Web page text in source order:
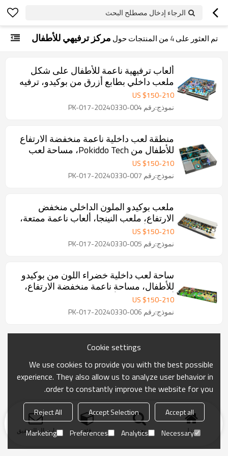
الرجاء إدخال مصطلح البحث
تم العثور على4 من المنتجات حول مركز ترفيهي للأطفال
ألعاب ترفيهية ناعمة للأطفال على شكل
ملعب داخلي بطابع أزرق من بوكيدو، ترفيه
ملون
US $150-210
نموذج:رقم PK-017-20240330-004
منطقة لعب داخلية ناعمة منخفضة الارتفاع
للأطفال من Pokiddo Tech، مساحة لعب
ممتعة ومسلية TAG AREA
US $150-210
نموذج:رقم PK-017-20240330-007
ملعب بوكيدو الملون الداخلي منخفض
الارتفاع، ملعب النينجا، ألعاب ناعمة ممتعة،
ترفيه للأطفال
US $150-210
نموذج:رقم PK-017-20240330-005
ساحة لعب داخلية خضراء اللون من بوكيدو
للأطفال، مساحة ناعمة منخفضة الارتفاع،
ألعاب ترفيهية للأطفال، مساحة لعب ناعمة
US $150-210
نموذج:رقم PK-017-20240330-006
منزل بحث فئة ارسال التحقيق
Cookie settings
We use cookies to provide you with the best possible
experience. They also allow us to analyze user behavior in
order to constantly improve the website for you.
Accept all
Accept Selection
Reject All
Necessary
Analytics
Preferences
Marketing